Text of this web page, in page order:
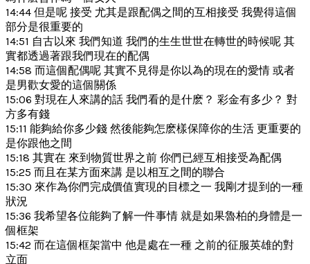
14:44 但是呢 接受 尤其是跟配偶之間的互相接受 我覺得這個
部分是很重要的
14:51 自古以來 我們知道 我們的生生世世在轉世的時候呢 其
實都透過著跟我們現在的配偶
14:58 而這個配偶呢 其實不見得是你以為的現在的愛情 或者
是男歡女愛的這個關係
15:06 對現在人來講的話 我們看的是什麽？ 彩金有多少？ 對
方多有錢
15:11 能夠給你多少錢 然後能夠怎麽樣保障你的生活 更重要的
是你跟他之間
15:18 其實在 來到物質世界之前 你們已經互相接受為配偶
15:25 而且在某方面來講 是以相互之間的聯合
15:30 來作為你們完成價值實現的目標之一 我剛才提到的一種
狀況
15:36 我希望各位能夠了解一件事情 就是如果魯柏的身體是一
個框架
15:42 而在這個框架當中 他是處在一種 之前的征服英雄的對
立面